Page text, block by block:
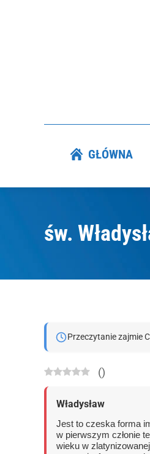
GŁÓWNA
św.
Jesteś tutaj:
Przeczytanie zajmie
()
Władysław
Jest to czeska forma
w pierwszym członie
wieku w